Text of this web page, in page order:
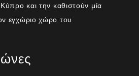
και την καθιστούν μία
εγχώριο χώρο του